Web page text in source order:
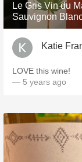
Le Gris Vin du
Sauvignon
Katie
LOVE this wine!
— 5 years ago